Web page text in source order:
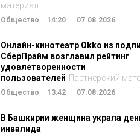
материал
Общество 14:20 07.08.2026
Онлайн-кинотеатр Okko из
СберПрайм возглавил рейтинг
удовлетворенности
пользователей Партнерский
Общество 13:42 07.08.2026
В Башкирии женщина украла
инвалида